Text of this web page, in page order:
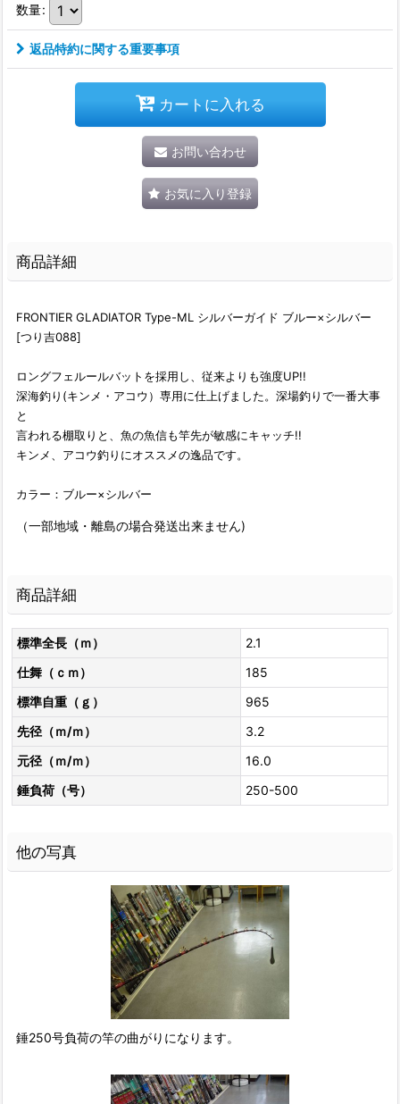
数量:
返品特約に関する重要事項
カートに入れる
お問い合わせ
お気に入り登録
商品詳細
FRONTIER GLADIATOR Type-ML シルバーガイド ブルー×シルバー
[つり吉088]
ロングフェルールバットを採用し、従来よりも強度UP!!
深海釣り(キンメ・アコウ）専用に仕上げました。深場釣りで一番大事
と
言われる棚取りと、魚の魚信も竿先が敏感にキャッチ!!
キンメ、アコウ釣りにオススメの逸品です。
カラー：ブルー×シルバー
（一部地域・離島の場合発送出来ません)
商品詳細
標準全長（ｍ）
2.1
仕舞（ｃｍ）
185
標準自重（ｇ）
965
先径（ｍ/ｍ）
3.2
元径（ｍ/ｍ）
16.0
錘負荷（号）
250-500
他の写真
錘250号負荷の竿の曲がりになります。